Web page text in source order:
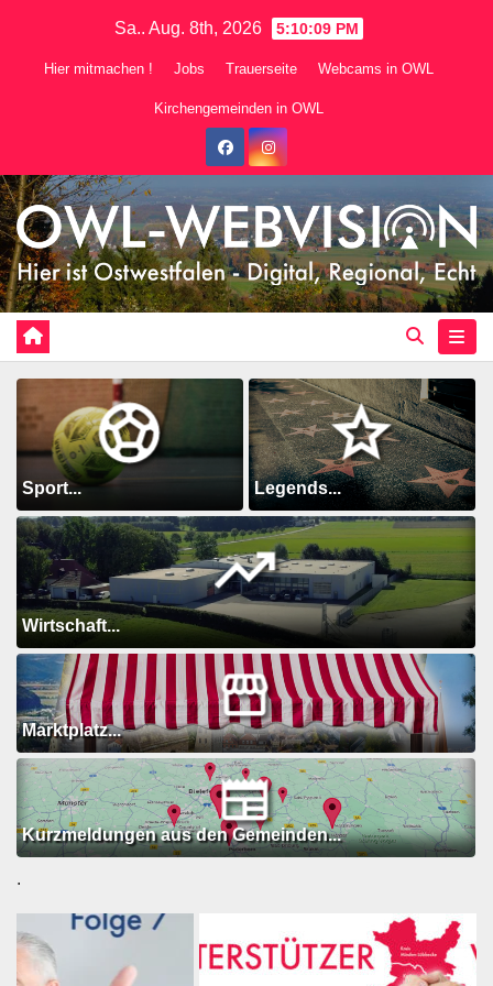
Sa.. Aug. 8th, 2026 5:10:10 PM
Hier mitmachen ! Jobs Trauerseite Webcams in OWL
Kirchengemeinden in OWL
Sport... Legends...
Wirtschaft...
Marktplatz...
Kurzmeldungen aus den Gemeinden...
.